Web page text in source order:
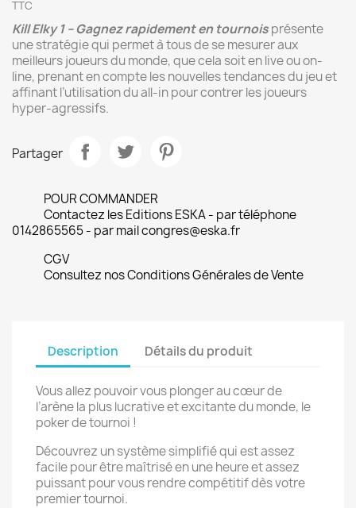
TTC
Kill Elky 1 – Gagnez rapidement en tournoisprésente
une stratégie qui permet à tous de se mesurer aux
meilleurs joueurs du monde, que cela soit en live ou on-
line, prenant en compte les nouvelles tendances du jeu et
affinant l’utilisation du all-in pour contrer les joueurs
hyper-agressifs.
Partager
POUR COMMANDER
Contactez les Editions ESKA - par téléphone
0142865565 - par mail congres@eska.fr
CGV
Consultez nos Conditions Générales de Vente
Description Détails du produit
Vous allez pouvoir vous plonger au cœur de
l’arène la plus lucrative et excitante du monde, le
poker de tournoi !
Découvrez un système simplifié qui est assez
facile pour être maîtrisé en une heure et assez
puissant pour vous rendre compétitif dès votre
premier tournoi.